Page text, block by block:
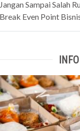
Sampai Salah
Even Point